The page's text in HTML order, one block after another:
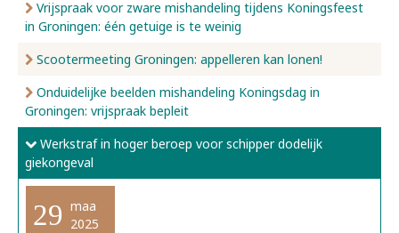
Vrijspraak voor zware mishandeling tijdens Koningsfeest
in Groningen: één getuige is te weinig
Scootermeeting Groningen: appelleren kan lonen!
Onduidelijke beelden mishandeling Koningsdag in
Groningen: vrijspraak bepleit
Werkstraf in hoger beroep voor schipper dodelijk
giekongeval
29 maa
2025